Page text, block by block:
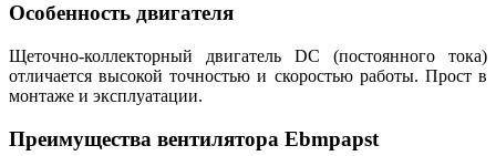
Особенность двигателя
Щеточно-коллекторный двигатель DC (постоянного тока)
отличается высокой точностью и скоростью работы. Прост в
монтаже и эксплуатации.
Преимущества вентилятора Ebmpapst